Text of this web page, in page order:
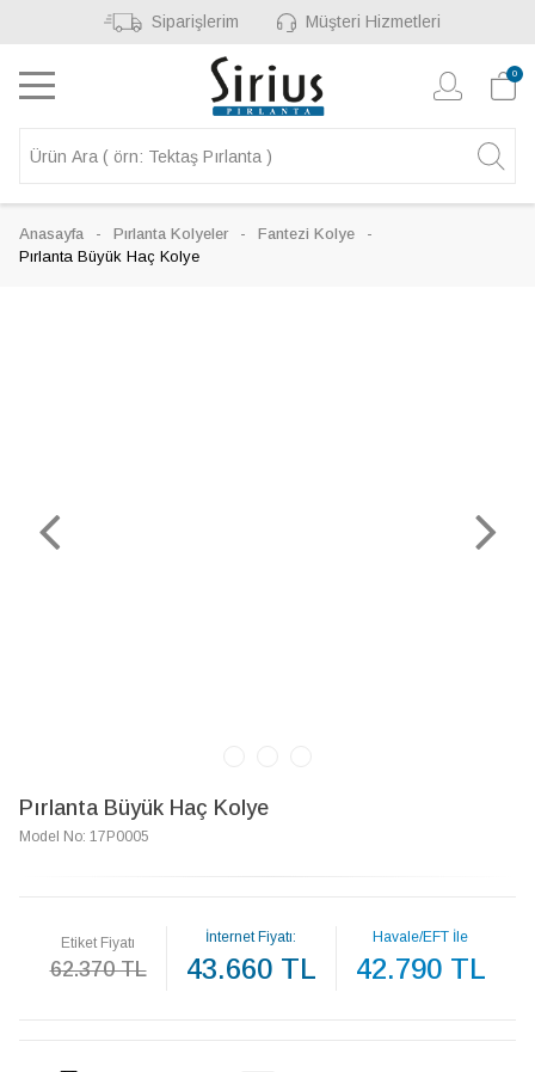
Siparişlerim Müşteri Hizmetleri
0
Anasayfa Pırlanta Kolyeler
Fantezi Kolye
Pırlanta Büyük Haç Kolye
Pırlanta Büyük Haç Kolye
Model No: 17P0005
Etiket Fiyatı
62.370 TL
İnternet Fiyatı:
43.660 TL
Havale/EFT İle
42.790 TL